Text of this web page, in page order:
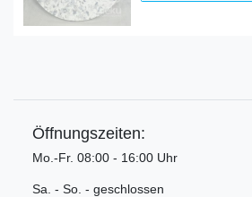
Öffnungszeiten:
Mo.-Fr. 08:00 - 16:00 Uhr
Sa. - So. - geschlossen